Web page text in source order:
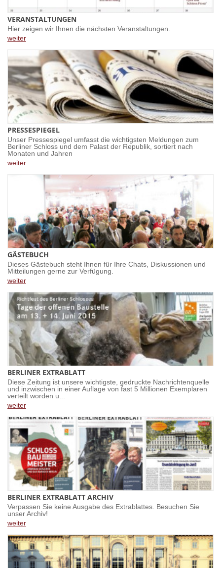
VERANSTALTUNGEN
Hier zeigen wir Ihnen die nächsten Veranstaltungen.
weiter
PRESSESPIEGEL
Unser Pressespiegel umfasst die wichtigsten Meldungen zum
Berliner Schloss und dem Palast der Republik, sortiert nach
Monaten und Jahren
weiter
GÄSTEBUCH
Dieses Gästebuch steht Ihnen für Ihre Chats, Diskussionen und
Mitteilungen gerne zur Verfügung.
weiter
BERLINER EXTRABLATT
Diese Zeitung ist unsere wichtigste, gedruckte Nachrichtenquelle
und inzwischen in einer Auflage von fast 5 Millionen Exemplaren
verteilt worden u...
weiter
BERLINER EXTRABLATT ARCHIV
Verpassen Sie keine Ausgabe des Extrablattes. Besuchen Sie
unser Archiv!
weiter